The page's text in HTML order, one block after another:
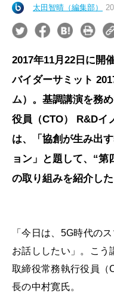
太田智晴（編集部）
2017年11月22日に開
バイダーサミット
ム）。基調講演を務
役員（CTO） R&Dイ
は、「協創が生み出
ョン」と題して、“
の取り組みを紹介した
「今日は、5G時代の
お話ししたい」。こう
取締役常務執行役員（
長の中村寛氏。